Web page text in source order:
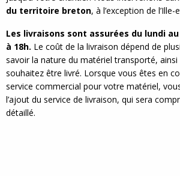
du territoire breton, à l’exception de l’Ille-
Les livraisons sont assurées du lundi
à 18h. Le coût de la livraison dépend de
savoir la nature du matériel transporté,
souhaitez être livré. Lorsque vous êtes en
service commercial pour votre matériel,
l’ajout du service de livraison, qui sera
détaillé.